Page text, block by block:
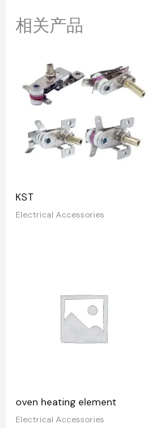
相关产品
KST
Electrical Accessories
oven heating element
Electrical Accessories